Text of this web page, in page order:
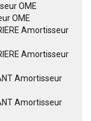
OME
OME
Amortisseur
Amortisseur
Amortisseur
Amortisseur